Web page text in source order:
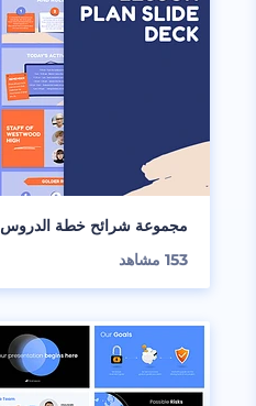
مجموعة شرائح خطة الدروس
153 مشاهد